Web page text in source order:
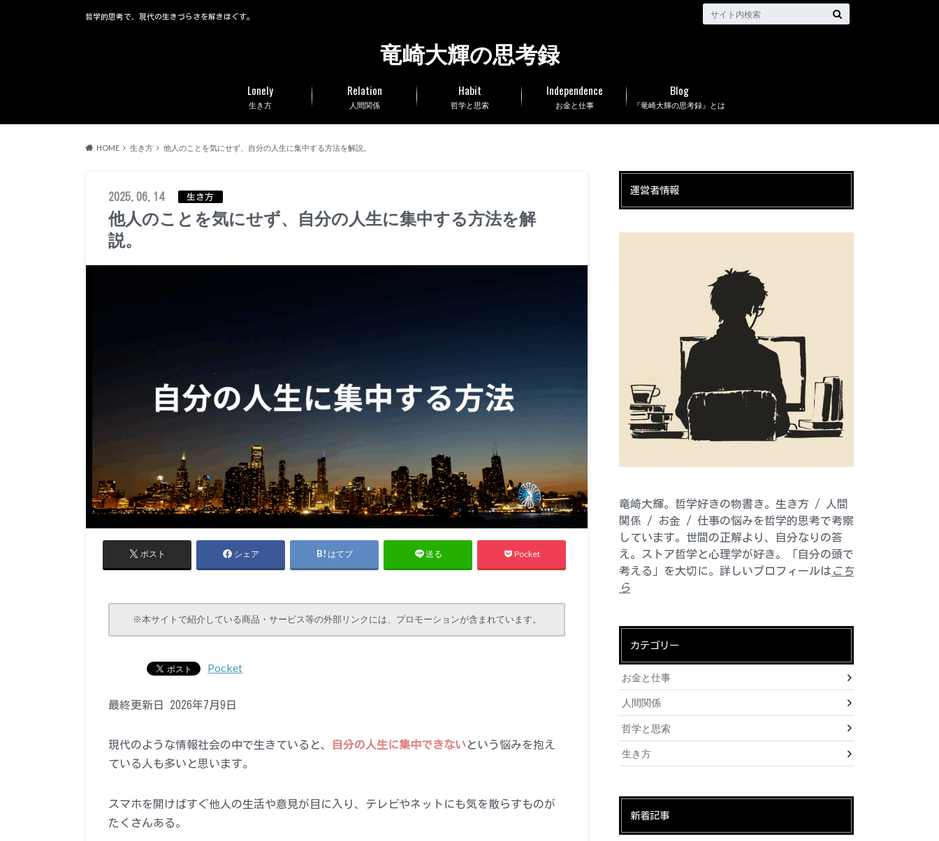
竜崎大輝の思考録
哲学的思考で、現代の生きづらさを解きほぐす。
生き方
Lonely
人間関係
Relation
哲学と思索
Habit
お金と仕事
Independence
『竜崎大輝の思考録』とは
Blog
HOME 生き方 他人のことを気にせず、自分の人生に集中する方法を解説。
2025.06.14 生き方
他人のことを気にせず、自分の人生に集中する方法を解
説。
ポスト シェア はてブ 送る Pocket
※本サイトで紹介している商品・サービス等の外部リンクには、プロモーションが含まれています。
Pocket
最終更新日 2026年7月9日
現代のような情報社会の中で生きていると、 自分の人生に集中できないという悩みを抱え
ている人も多いと思います。
スマホを開けばすぐ他人の生活や意見が目に入り、テレビやネットにも気を散らすものが
たくさんある。
運営者情報
竜崎大輝。哲学好きの物書き。生き方 / 人間
関係 / お金 / 仕事の悩みを哲学的思考で考察
しています。世間の正解より、自分なりの答
え。ストア哲学と心理学が好き。「自分の頭で
考える」を大切に。詳しいプロフィールは こち
ら
カテゴリー
お金と仕事
人間関係
哲学と思索
生き方
新着記事